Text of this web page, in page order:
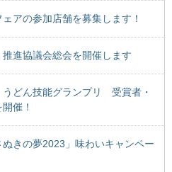
アの参加店舗を募集します！
進協議会総会を開催します
どん技能グランプリ 受賞者・
催！
きの夢2023」味わいキャンペー